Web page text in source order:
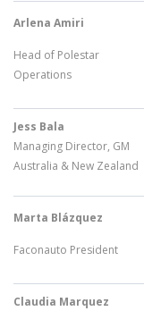
Arlena Amiri
Head of Polestar
Operations
Jess Bala
Managing Director, GM
Australia & New Zealand
Marta Blázquez
Faconauto President
Claudia Marquez